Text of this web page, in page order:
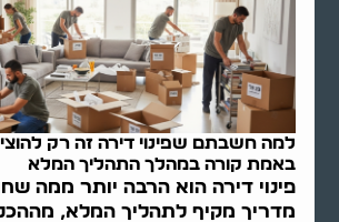
למה חשבתם שפינוי דירה זה רק
באמת קורה במהלך התהליך המלא
פינוי דירה הוא הרבה יותר ממה
מדריך מקיף לתהליך המלא,